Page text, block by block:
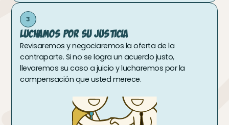
3
Luchamos Por Su Justicia
Revisaremos y negociaremos la oferta de la
contraparte. Si no se logra un acuerdo justo,
llevaremos su caso a juicio y lucharemos por la
compensación que usted merece.